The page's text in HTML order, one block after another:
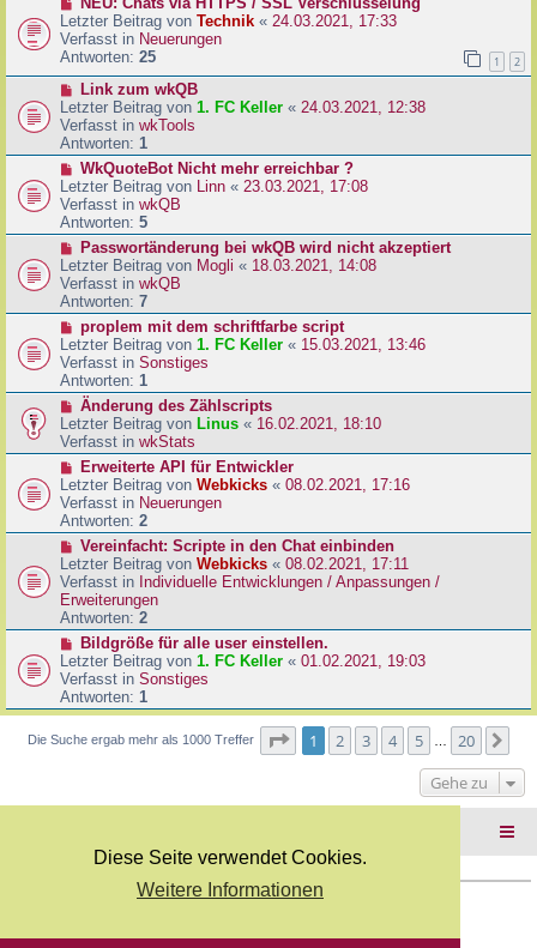
Diese Seite verwendet Cookies.
Weitere Informationen
a
g
B
e
i
t
a
g
e
u
e
r
B
e
i
t
a
g
Letzter Beitrag von Technik « 24.03.2021, 17:33
Verfasst in Neuerungen
Antworten: 25 1 2
N
e
u
e
r
B
e
i
t
a
g
Link zum wkQB
Letzter Beitrag von 1. FC Keller « 24.03.2021, 12:38
Verfasst in wkTools
Antworten: 1
N
e
u
e
r
B
e
i
t
a
g
WkQuoteBot Nicht mehr erreichbar ?
Letzter Beitrag von Linn « 23.03.2021, 17:08
Verfasst in wkQB
Antworten: 5
N
e
u
e
r
B
e
i
t
a
g
Passwortänderung bei wkQB wird nicht akzeptiert
Letzter Beitrag von Mogli « 18.03.2021, 14:08
Verfasst in wkQB
Antworten: 7
N
e
u
e
r
B
e
i
r
a
g
proplem mit dem schriftfarbe script
Letzter Beitrag von 1. FC Keller « 15.03.2021, 13:46
Verfasst in Sonstiges
Antworten: 1
N
e
u
e
r
B
e
i
r
a
g
Änderung des Zählscripts
Letzter Beitrag von Linus « 16.02.2021, 18:10
Verfasst in wkStats
N
e
u
e
r
B
e
i
t
r
a
g
Erweiterte API für Entwickler
Letzter Beitrag von Webkicks « 08.02.2021, 17:16
Verfasst in Neuerungen
Antworten: 2
N
e
u
e
r
B
e
i
t
r
g
Vereinfacht: Scripte in den Chat einbinden
Letzter Beitrag von Webkicks « 08.02.2021, 17:11
Verfasst in Individuelle Entwicklungen / Anpassungen /
Erweiterungen
Antworten: 2
N
e
u
e
r
B
e
r
Bildgröße für alle user einstellen.
Letzter Beitrag von 1. FC Keller « 01.02.2021, 19:03
Verfasst in Sonstiges
Antworten: 1
Die Suche ergab mehr als 1000 Treffer Seite von
1 2 3 4 5 20
Gehe zu
Deutsche Übersetzung durchphpBB.de